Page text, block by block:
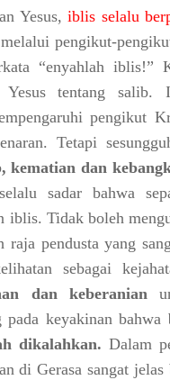
Yesus,iblis selalu
pengikut-
“enyahlah iblis!”
Yesus tentang salib.
pengikut
Tetapi
kematian dan
sadar bahwa
iblis. Tidak boleh
pendusta yang
sebagai
dan keberanian
pada keyakinan bahwa
dikalahkan. Dalam
di Gerasa sangat